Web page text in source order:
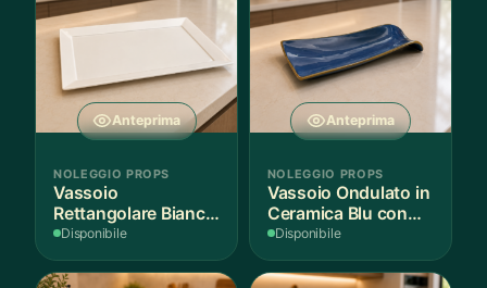
Anteprima
NOLEGGIO PROPS
Vassoio
Rettangolare Bianco
per Scenografie
Disponibile
Anteprima
NOLEGGIO PROPS
Vassoio Ondulato in
Ceramica Blu con
Bordo Dorato
Disponibile